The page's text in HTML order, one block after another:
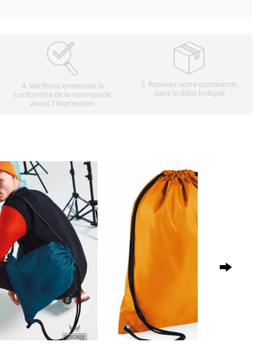
4. Vérifions ensemble la
conformité de la commande
avant l'impression
5 . Recevez votre commande
dans le délai indiqué